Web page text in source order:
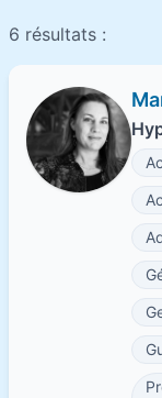
6 résultats :